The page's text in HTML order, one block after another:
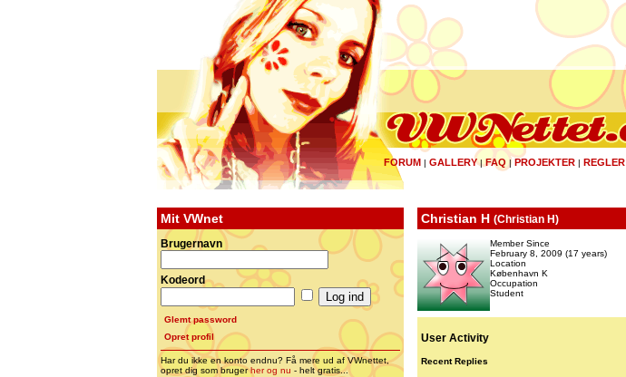
FORUM | GALLERY|FAQ | PROJEKTER | REGLER
Mit VWnet
Brugernavn
Kodeord
Glemt password
Opret profil
Har du ikke en konto endnu? Få mere ud af VWnettet,
opret dig som brugerher og nu - helt gratis...
Christian H (Christian H)
Member Since
February 8, 2009 (17 years)
Location
København K
Occupation
Student
User Activity
Recent Replies